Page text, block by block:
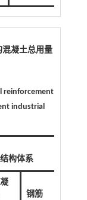
混凝土总用量
reinforcement
industrial
构体系
钢筋